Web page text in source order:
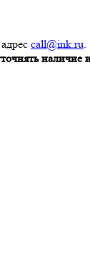
call@ink.ru.
наличие